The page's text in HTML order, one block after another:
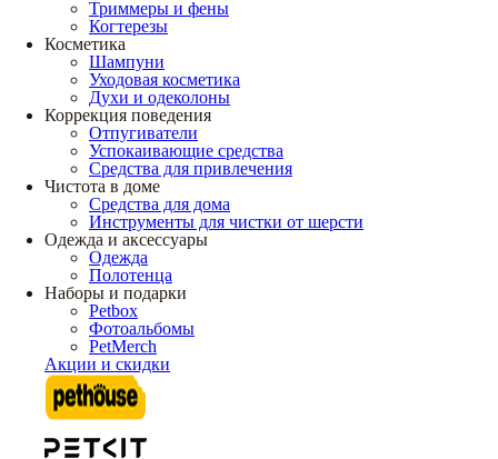
Триммеры и фены
Когтерезы
Косметика
Шампуни
Уходовая косметика
Духи и одеколоны
Коррекция поведения
Отпугиватели
Успокаивающие средства
Средства для привлечения
Чистота в доме
Средства для дома
Инструменты для чистки от шерсти
Одежда и аксессуары
Одежда
Полотенца
Наборы и подарки
Petbox
Фотоальбомы
PetMerch
Акции и скидки